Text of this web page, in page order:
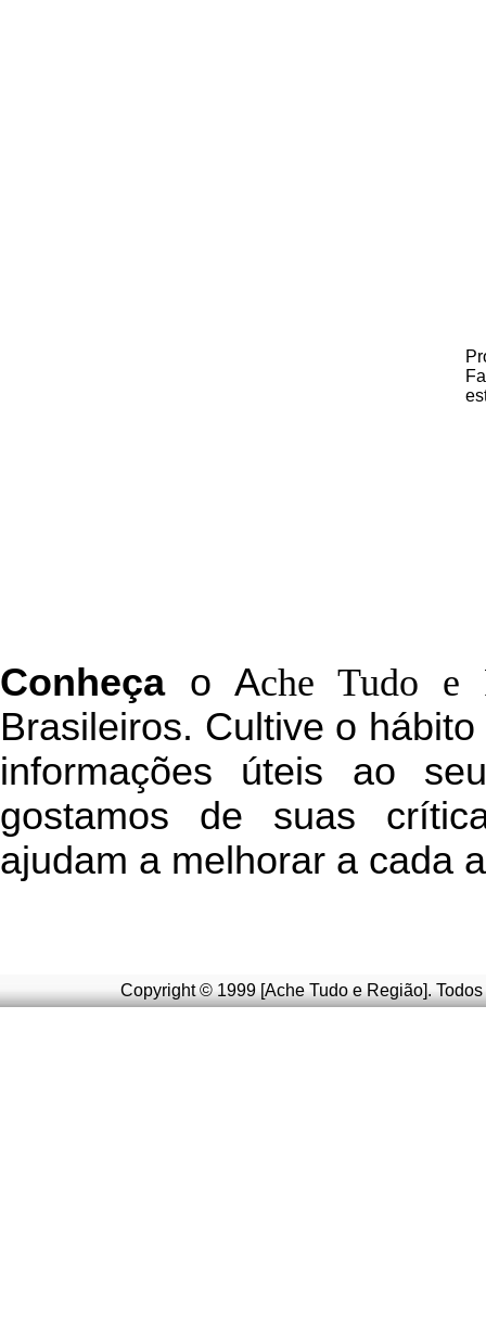
Conheçao Ache Tudo e
Brasileiros. Cultive o
informações úteis ao
gostamos de suas
ajudam a melhorar a cada
Copyright © 1999 [Ache Tudo e Região].